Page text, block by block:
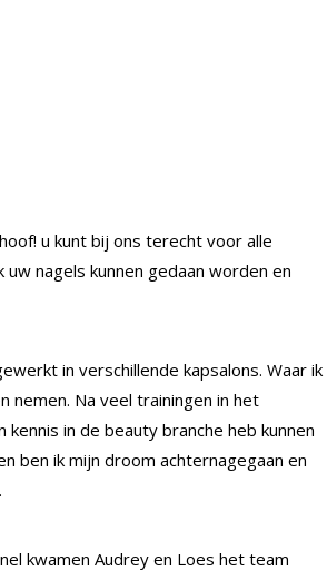
u kunt bij ons terecht voor alle
nagels kunnen gedaan worden en
in verschillende kapsalons. Waar ik
nemen. Na veel trainingen in het
in de beauty branche heb kunnen
ben ik mijn droom achternagegaan en
kwamen Audrey en Loes het team